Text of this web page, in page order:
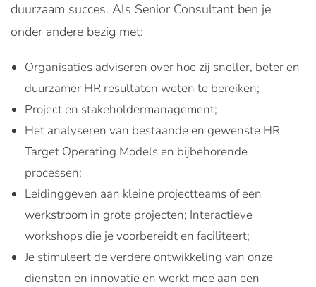
duurzaam succes. Als Senior Consultant ben je
onder andere bezig met:
Organisaties adviseren over hoe zij sneller, beter en
duurzamer HR resultaten weten te bereiken;
Project en stakeholdermanagement;
Het analyseren van bestaande en gewenste HR
Target Operating Models en bijbehorende
processen;
Leidinggeven aan kleine projectteams of een
werkstroom in grote projecten; Interactieve
workshops die je voorbereidt en faciliteert;
Je stimuleert de verdere ontwikkeling van onze
diensten en innovatie en werkt mee aan een